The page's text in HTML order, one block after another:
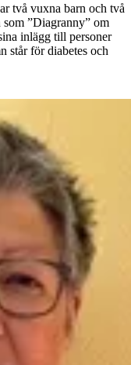
två vuxna barn och två
”Diagranny” om
inlägg till personer
står för diabetes och